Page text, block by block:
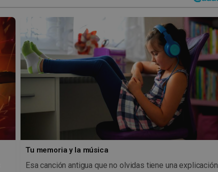
Tu memoria y la música
Esa canción antigua que no olvidas tiene una explicación